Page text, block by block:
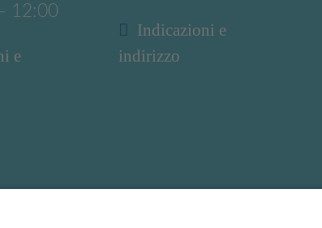
12:00
e
Indicazioni e
indirizzo